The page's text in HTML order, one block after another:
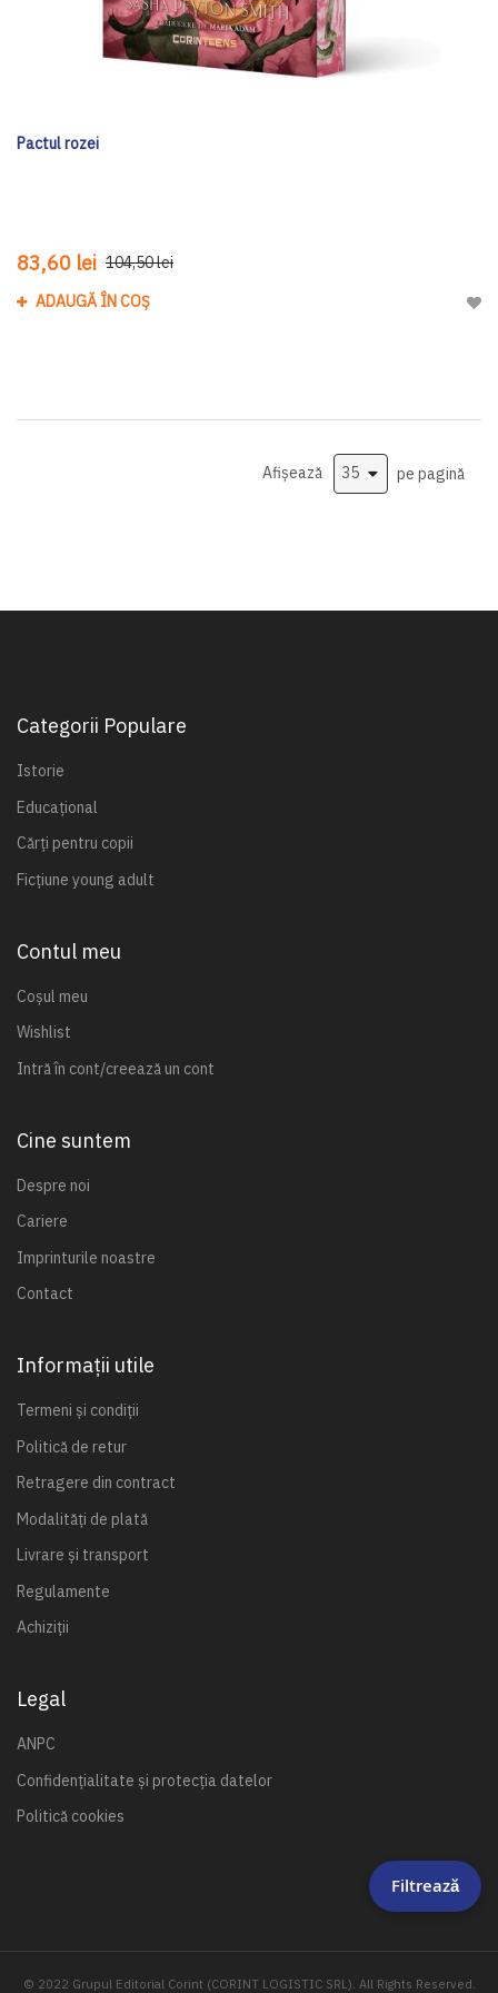
Pactul rozei
83,60 lei 104,50 lei
ADAUGĂ ÎN COȘ
Afișează pe pagină
Categorii Populare
Istorie
Educațional
Cărți pentru copii
Ficțiune young adult
Contul meu
Coșul meu
Wishlist
Intră în cont/creează un cont
Cine suntem
Despre noi
Cariere
Imprinturile noastre
Contact
Informații utile
Termeni și condiții
Politică de retur
Retragere din contract
Modalități de plată
Livrare și transport
Regulamente
Achiziții
Legal
ANPC
Confidențialitate și protecția datelor
Politică cookies
© 2022 Grupul Editorial Corint (CORINT LOGISTIC SRL). All Rights Reserved.
Filtrează